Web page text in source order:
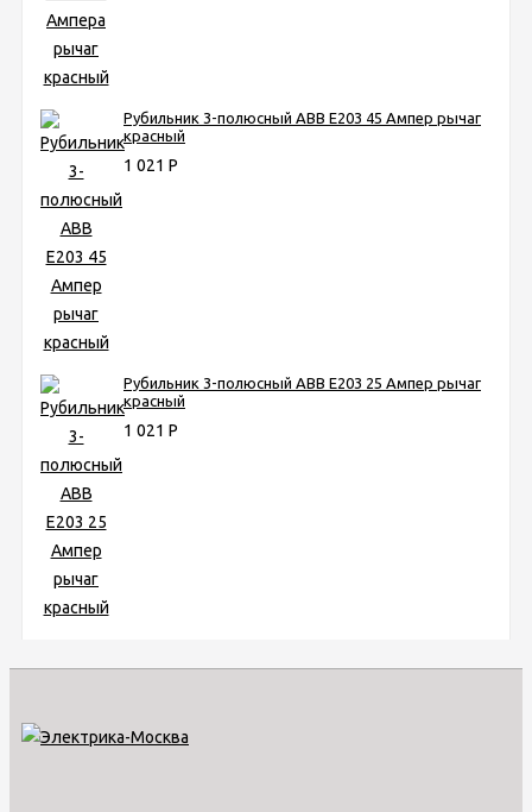
Рубильник 3-полюсный ABB Е203 45 Ампер рычаг
красный
1 021 Р
Рубильник 3-полюсный ABB Е203 25 Ампер рычаг
красный
1 021 Р